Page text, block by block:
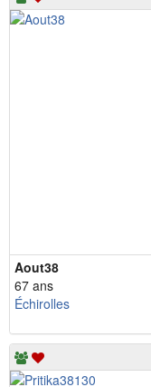
Aout38
67 ans
Échirolles